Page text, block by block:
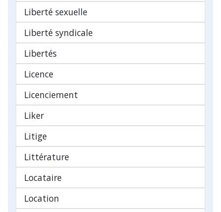
Liberté sexuelle
Liberté syndicale
Libertés
Licence
Licenciement
Liker
Litige
Littérature
Locataire
Location